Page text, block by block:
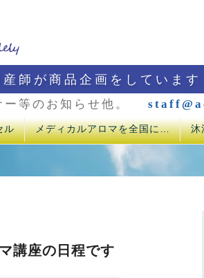
師が商品企画をしています
等のお知らせ他。
ル メディカルアロマを全国に… 沐
講座の日程です